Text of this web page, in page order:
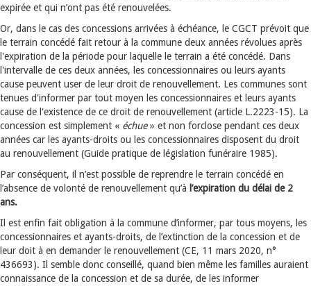
expirée et qui n’ont pas été renouvelées.
Or, dans le cas des concessions arrivées à échéance, le CGCT prévoit que
le terrain concédé fait retour à la commune deux années révolues après
l'expiration de la période pour laquelle le terrain a été concédé. Dans
l'intervalle de ces deux années, les concessionnaires ou leurs ayants
cause peuvent user de leur droit de renouvellement. Les communes sont
tenues d'informer par tout moyen les concessionnaires et leurs ayants
cause de l'existence de ce droit de renouvellement (article L.2223-15). La
concession est simplement « échue» et non forclose pendant ces deux
années car les ayants-droits ou les concessionnaires disposent du droit
au renouvellement (Guide pratique de législation funéraire 1985).
Par conséquent, il n’est possible de reprendre le terrain concédé en
l’absence de volonté de renouvellement qu’à l’expiration du délai de 2
ans.
Il est enfin fait obligation à la commune d’informer, par tous moyens, les
concessionnaires et ayants-droits, de l’extinction de la concession et de
leur doit à en demander le renouvellement (CE, 11 mars 2020, n°
436693). Il semble donc conseillé, quand bien même les familles auraient
connaissance de la concession et de sa durée, de les informer